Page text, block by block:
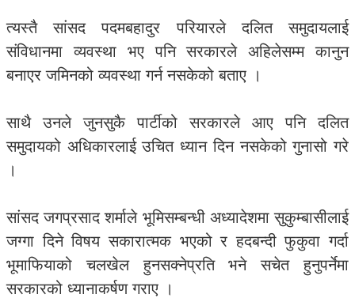
त्यस्तै सांसद पदमबहादुर परियारले दलित समुदायलाई
संविधानमा व्यवस्था भए पनि सरकारले अहिलेसम्म कानुन
बनाएर जमिनको व्यवस्था गर्न नसकेको बताए ।
साथै उनले जुनसुकै पार्टीको सरकारले आए पनि दलित
समुदायको अधिकारलाई उचित ध्यान दिन नसकेको गुनासो गरे
।
सांसद जगप्रसाद शर्माले भूमिसम्बन्धी अध्यादेशमा सुकुम्बासीलाई
जग्गा दिने विषय सकारात्मक भएको र हदबन्दी फुकुवा गर्दा
भूमाफियाको चलखेल हुनसक्नेप्रति भने सचेत हुनुपर्नेमा
सरकारको ध्यानाकर्षण गराए ।